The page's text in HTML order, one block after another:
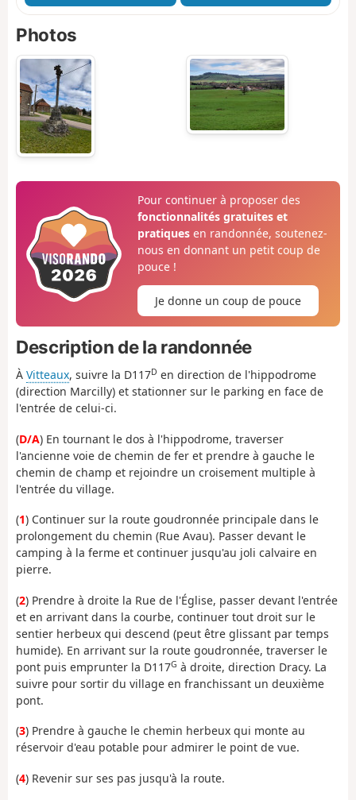
Photos
Pour continuer à proposer des
fonctionnalités gratuites et
pratiquesen randonnée, soutenez-
nous en donnant un petit coup de
pouce !
Je donne un coup de pouce
Description de la randonnée
À Vitteaux, suivre la D117D en direction de l'hippodrome
(direction Marcilly) et stationner sur le parking en face de
l'entrée de celui-ci.
(D/A) En tournant le dos à l'hippodrome, traverser
l'ancienne voie de chemin de fer et prendre à gauche le
chemin de champ et rejoindre un croisement multiple à
l'entrée du village.
(1) Continuer sur la route goudronnée principale dans le
prolongement du chemin (Rue Avau). Passer devant le
camping à la ferme et continuer jusqu'au joli calvaire en
pierre.
(2) Prendre à droite la Rue de l'Église, passer devant l'entrée
et en arrivant dans la courbe, continuer tout droit sur le
sentier herbeux qui descend (peut être glissant par temps
humide). En arrivant sur la route goudronnée, traverser le
pont puis emprunter la D117G à droite, direction Dracy. La
suivre pour sortir du village en franchissant un deuxième
pont.
(3) Prendre à gauche le chemin herbeux qui monte au
réservoir d'eau potable pour admirer le point de vue.
(4) Revenir sur ses pas jusqu'à la route.